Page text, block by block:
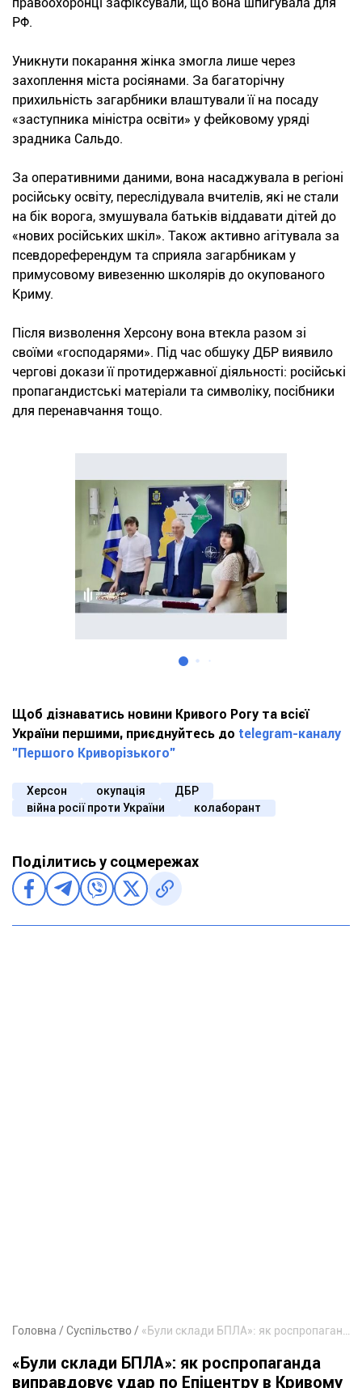
РФ.
Уникнути покарання жінка змогла лише через
захоплення міста росіянами. За багаторічну
прихильність загарбники влаштували її на посаду
«заступника міністра освіти» у фейковому уряді
зрадника Сальдо.
За оперативними даними, вона насаджувала в регіоні
російську освіту, переслідувала вчителів, які не стали
на бік ворога, змушувала батьків віддавати дітей до
«нових російських шкіл». Також активно агітувала за
псевдореферендум та сприяла загарбникам у
примусовому вивезенню школярів до окупованого
Криму.
Після визволення Херсону вона втекла разом зі
своїми «господарями». Під час обшуку ДБР виявило
чергові докази її протидержавної діяльності: російські
пропагандистські матеріали та символіку, посібники
для перенавчання тощо.
Щоб дізнаватись новини Кривого Рогу та всієї
України першими, приєднуйтесь до telegram-каналу
"Першого Криворізького"
Херсон окупація
ДБР
війна росії проти України
колаборант
Поділитись у соцмережах
Головна Суспільство
«Були склади БПЛА»: як роспропаганда
виправдовує удар по Епіцентру в Кривому